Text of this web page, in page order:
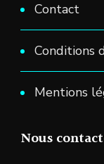
Contact
Conditions
Mentions
Nous